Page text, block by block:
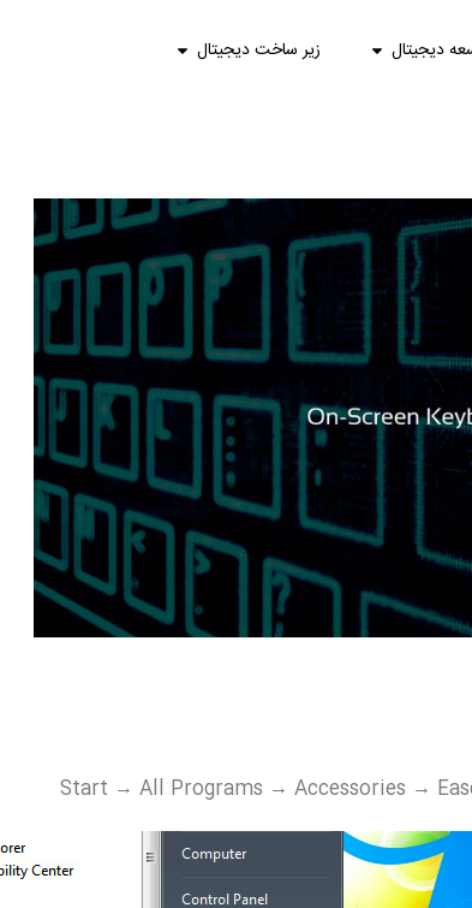
دیجیتال زیر ساخت دیجیتال
Start → All Programs → Accessories →